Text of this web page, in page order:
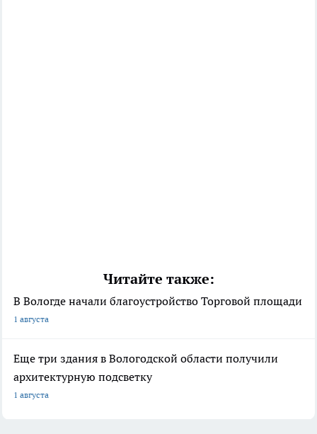
Читайте также:
В Вологде начали благоустройство Торговой площади
1 августа
Еще три здания в Вологодской области получили
архитектурную подсветку
1 августа